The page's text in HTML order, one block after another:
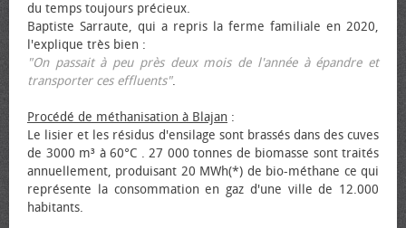
du temps toujours précieux.
Baptiste Sarraute, qui a repris la ferme familiale en 2020,
l'explique très bien :
"On passait à peu près deux mois de l'année à épandre et
transporter ces effluents".
Procédé de méthanisation à Blajan :
Le lisier et les résidus d'ensilage sont brassés dans des cuves
de 3000 m³ à 60°C . 27 000 tonnes de biomasse sont traités
annuellement, produisant 20 MWh(*) de bio-méthane ce qui
représente la consommation en gaz d'une ville de 12.000
habitants.